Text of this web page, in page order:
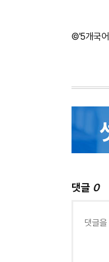
©'5개국어
댓글 0